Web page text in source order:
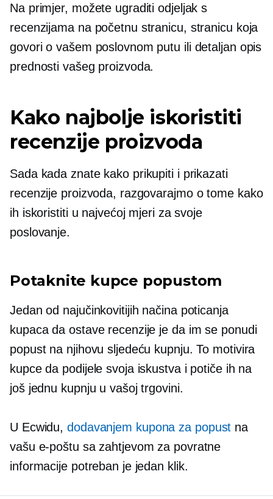
Na primjer, možete ugraditi odjeljak s
recenzijama na početnu stranicu, stranicu koja
govori o vašem poslovnom putu ili detaljan opis
prednosti vašeg proizvoda.
Kako najbolje iskoristiti
recenzije proizvoda
Sada kada znate kako prikupiti i prikazati
recenzije proizvoda, razgovarajmo o tome kako
ih iskoristiti u najvećoj mjeri za svoje
poslovanje.
Potaknite kupce popustom
Jedan od najučinkovitijih načina poticanja
kupaca da ostave recenzije je da im se ponudi
popust na njihovu sljedeću kupnju. To motivira
kupce da podijele svoja iskustva i potiče ih na
još jednu kupnju u vašoj trgovini.
U Ecwidu,dodavanjem kupona za popust na
vašu e-poštu sa zahtjevom za povratne
informacije potreban je jedan klik.